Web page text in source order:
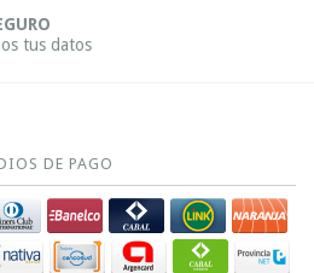
tus datos
DE PAGO